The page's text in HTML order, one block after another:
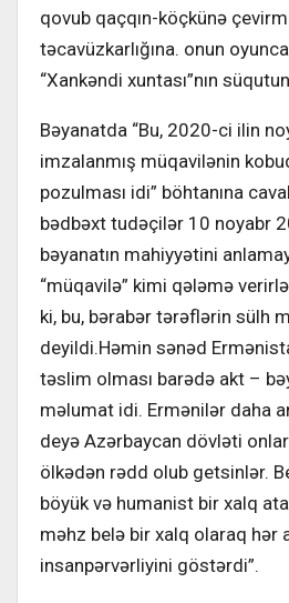
qovub qaçqın-köçkünə
təcavüzkarlığına. onun
“Xankəndi xuntası”nın
Bəyanatda “Bu, 2020-ci ilin
imzalanmış müqavilənin
pozulması idi” böh­tanına
bədbəxt tudəçilər 10 noyabr
bəyanatın mahiyyətini
“müqavilə” kimi qələmə
ki, bu, bərabər tərəf­lərin sülh
deyildi.Həmin sənəd
təs­lim olması barədə akt –
məlumat idi. Ermənilər daha
deyə Azərbaycan dövləti
ölkədən rədd olub getsinlər.
böyük və humanist bir xalq
məhz belə bir xalq olaraq hər
insanpərvərliyini göstər­di”.